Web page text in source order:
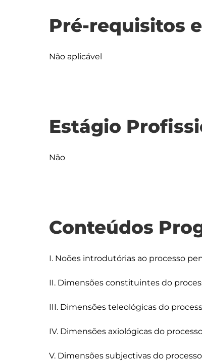
Pré-requisitos
Não aplicável
Estágio
Não
Conteúdos
I. Noões introdutórias ao processo
II. Dimensões constituintes do
III. Dimensões teleológicas do
IV. Dimensões axiológicas do
V. Dimensões subjectivas do